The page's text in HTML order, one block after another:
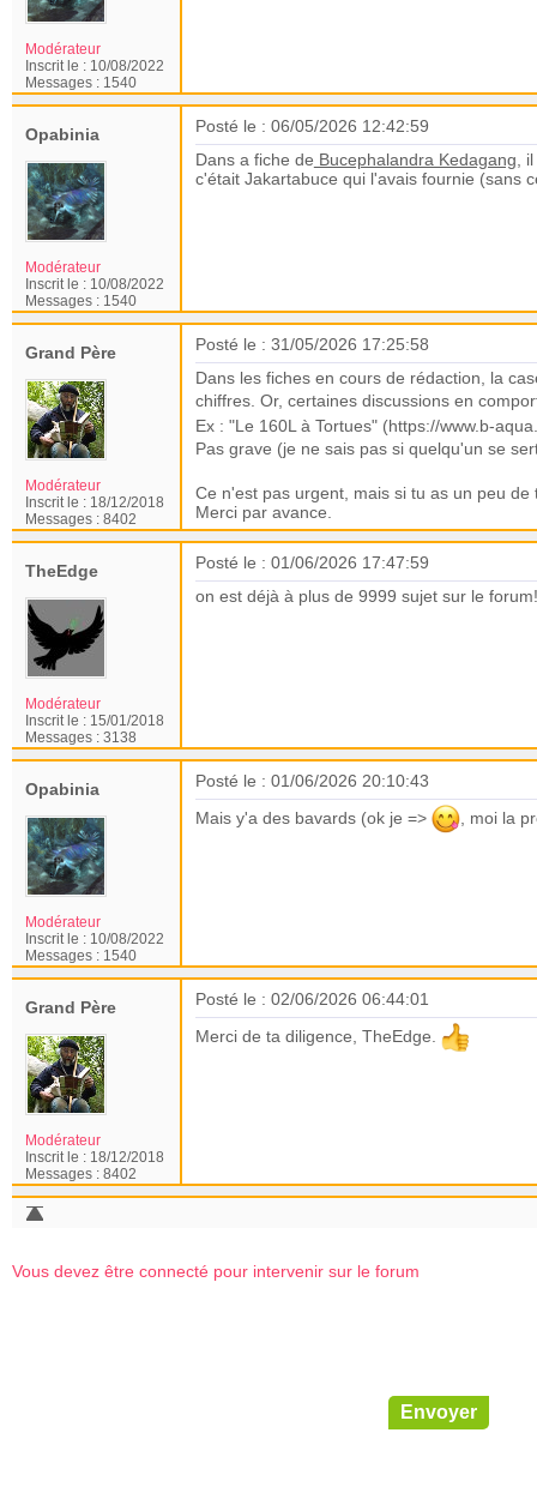
Modérateur
Inscrit le : 10/08/2022
Messages : 1540
Opabinia
Modérateur
Inscrit le : 10/08/2022
Messages : 1540
Posté le : 06/05/2026 12:42:59
Dans a fiche de Bucephalandra Kedagang ,
c'était Jakartabuce qui l'avais fournie (sans
Grand Père
Modérateur
Inscrit le : 18/12/2018
Messages : 8402
Posté le : 31/05/2026 17:25:58
Dans les fiches en cours de rédaction, la
chiffres. Or, certaines discussions en
Ex : "Le 160L à Tortues" (https://www.b-
Pas grave (je ne sais pas si quelqu'un se
Ce n'est pas urgent, mais si tu as un peu de
Merci par avance.
TheEdge
Modérateur
Inscrit le : 15/01/2018
Messages : 3138
Posté le : 01/06/2026 17:47:59
on est déjà à plus de 9999 sujet sur le
Opabinia
Modérateur
Inscrit le : 10/08/2022
Messages : 1540
Posté le : 01/06/2026 20:10:43
Mais y'a des bavards (ok je =>
, moi la
Grand Père
Modérateur
Inscrit le : 18/12/2018
Messages : 8402
Posté le : 02/06/2026 06:44:01
Merci de ta diligence, TheEdge.
Vous devez être connecté pour intervenir sur le forum